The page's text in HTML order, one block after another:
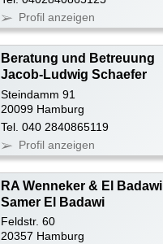
Profil anzeigen
Beratung und Betreuung
Jacob-Ludwig Schaefer
Steindamm 91
20099 Hamburg
Tel. 040 2840865119
Profil anzeigen
RA Wenneker & El Badawi
Samer El Badawi
Feldstr. 60
20357 Hamburg